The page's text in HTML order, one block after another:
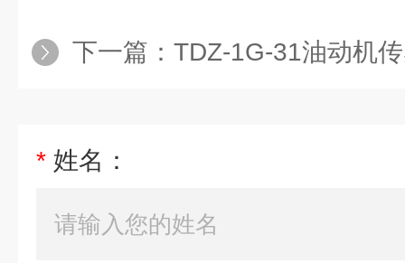
下一篇： TDZ-1G-31油动机
* 姓名：